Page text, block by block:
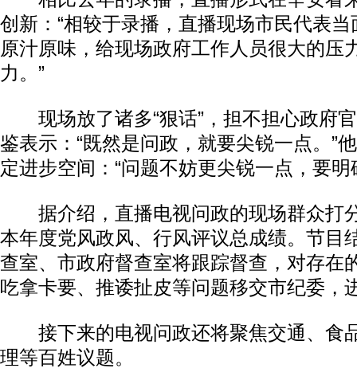
创新：“相较于录播，直播现场市民代表
原汁原味，给现场政府工作人员很大的压
力。”
现场放了诸多“狠话”，担不担心政府
鉴表示：“既然是问政，就要尖锐一点。”
定进步空间：“问题不妨更尖锐一点，要明
据介绍，直播电视问政的现场群众打
本年度党风政风、行风评议总成绩。节目
查室、市政府督查室将跟踪督查，对存在
吃拿卡要、推诿扯皮等问题移交市纪委，
接下来的电视问政还将聚焦交通、食
理等百姓议题。